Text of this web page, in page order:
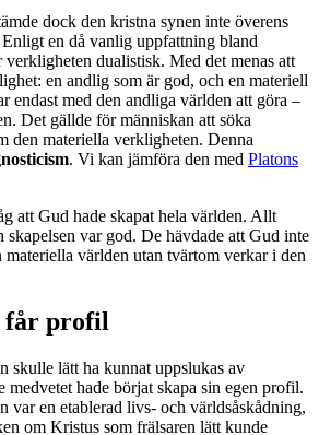
dock den kristna synen inte överens
en då vanlig uppfattning bland
dualistisk. Med det menas att
en andlig som är god, och en materiell
endast med den andliga världen att göra –
Det gällde för människan att söka
den materiella verkligheten. Denna
. Vi kan jämföra den med Platons
att Gud hade skapat hela världen. Allt
skapelsen var god. De hävdade att Gud inte
världen utan tvärtom verkar i den
får profil
skulle lätt ha kunnat uppslukas av
medvetet hade börjat skapa sin egen profil.
var en etablerad livs- och världsåskådning,
om Kristus som frälsaren lätt kunde